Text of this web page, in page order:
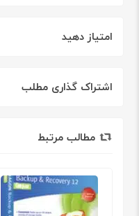
امتیاز دهید
اشتراک گذاری مطلب
مطالب مرتبط